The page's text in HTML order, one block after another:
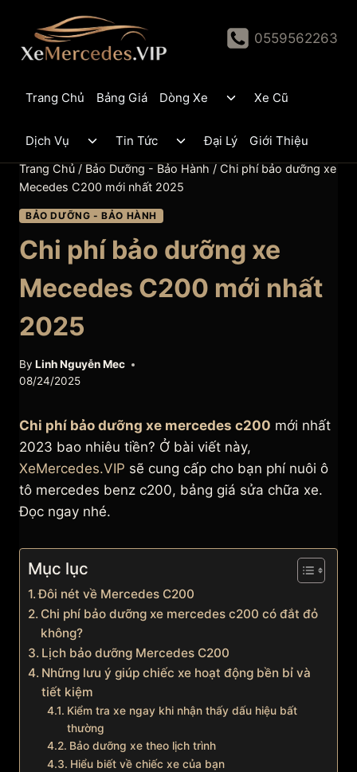
content
0559562263
Trang Chủ Bảng Giá Dòng Xe
ToggleXe Cũ
Dịch Vụ
Toggle
menu
Tin Tức
Toggle
menu
Đại Lý Giới Thiệu
Trang Chủ / Bảo Dưỡng - Bảo Hành / Chi phí bảo dưỡng xe
Mecedes C200 mới nhất 2025
BẢO DƯỠNG - BẢO HÀNH
Chi phí bảo dưỡng xe
Mecedes C200 mới nhất
2025
By Linh Nguyễn Mec
08/24/2025
Chi phí bảo dưỡng xe mercedes c200 mới nhất
2023 bao nhiêu tiền? Ở bài viết này,
XeMercedes.VIP sẽ cung cấp cho bạn phí nuôi ô
tô mercedes benz c200, bảng giá sửa chữa xe.
Đọc ngay nhé.
Mục lục
Đôi nét về Mercedes C200
Chi phí bảo dưỡng xe mercedes c200 có đắt đỏ
không?
Lịch bảo dưỡng Mercedes C200
Những lưu ý giúp chiếc xe hoạt động bền bỉ và
tiết kiệm
Kiểm tra xe ngay khi nhận thấy dấu hiệu bất
thường
Bảo dưỡng xe theo lịch trình
Hiểu biết về chiếc xe của bạn